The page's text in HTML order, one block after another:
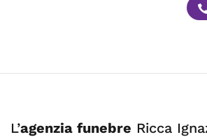
L’agenzia funebre Ricca